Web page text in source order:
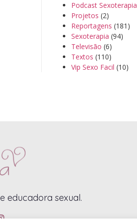
Podcast Sexoterapia
Projetos (2)
Reportagens (181)
Sexoterapia (94)
Televisão (6)
Textos (110)
Vip Sexo Facil (10)
educadora sexual.